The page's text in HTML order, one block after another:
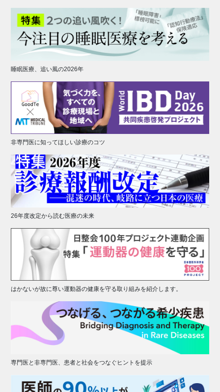
睡眠医療、追い風の2026年
非専門医に知ってほしい診療のコツ
26年度改定から読む医療の未来
はかないが故に尊い運動器の健康を守る取り組みを紹介します。
専門医と非専門医、患者と社会をつなぐヒントを提示